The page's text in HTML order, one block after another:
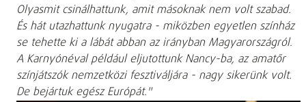
Olyasmit csinálhattunk, amit másoknak nem volt szabad.
És hát utazhattunk nyugatra - miközben egyetlen színház
se tehette ki a lábát abban az irányban Magyarországról.
A Karnyónéval például eljutottunk Nancy-ba, az amatőr
színjátszók nemzetközi fesztiváljára - nagy sikerünk volt.
De bejártuk egész Európát."